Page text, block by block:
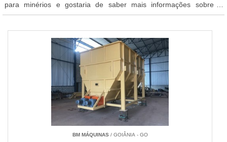
para minérios e gostaria de saber mais informações sobre a
empresa selecione uma ou mais das empresas a seguir:
BM MÁQUINAS/ GOIÂNIA - GO